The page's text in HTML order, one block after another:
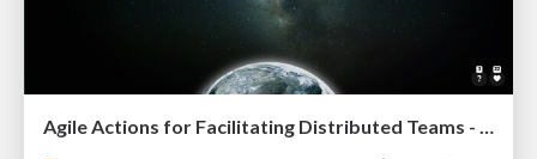
Agile Actions for Facilitating Distributed Teams - ADO2019